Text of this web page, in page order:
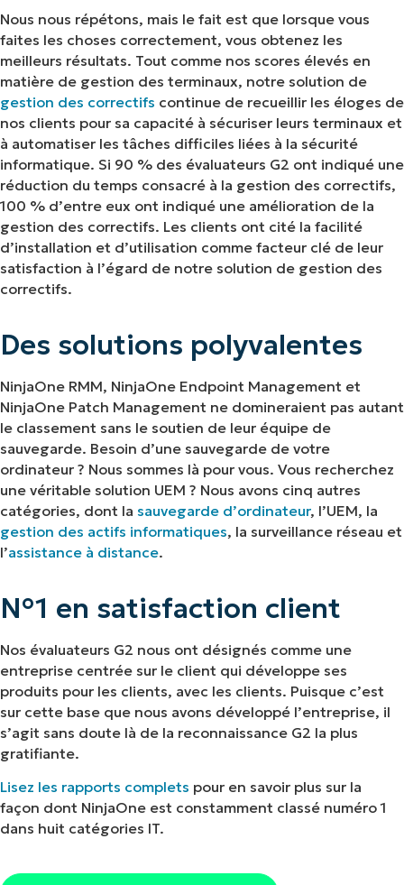
Nous nous répétons, mais le fait est que lorsque vous
faites les choses correctement, vous obtenez les
meilleurs résultats. Tout comme nos scores élevés en
matière de gestion des terminaux, notre solution de
gestion des correctifs continue de recueillir les éloges de
nos clients pour sa capacité à sécuriser leurs terminaux et
à automatiser les tâches difficiles liées à la sécurité
informatique. Si 90 % des évaluateurs G2 ont indiqué une
réduction du temps consacré à la gestion des correctifs,
100 % d’entre eux ont indiqué une amélioration de la
gestion des correctifs. Les clients ont cité la facilité
d’installation et d’utilisation comme facteur clé de leur
satisfaction à l’égard de notre solution de gestion des
correctifs.
Des solutions polyvalentes
NinjaOne RMM, NinjaOne Endpoint Management et
NinjaOne Patch Management ne domineraient pas autant
le classement sans le soutien de leur équipe de
sauvegarde. Besoin d’une sauvegarde de votre
ordinateur ? Nous sommes là pour vous. Vous recherchez
une véritable solution UEM ? Nous avons cinq autres
catégories, dont la sauvegarde d’ordinateur, l’UEM, la
gestion des actifs informatiques, la surveillance réseau et
l’assistance à distance.
N°1 en satisfaction client
Nos évaluateurs G2 nous ont désignés comme une
entreprise centrée sur le client qui développe ses
produits pour les clients, avec les clients. Puisque c’est
sur cette base que nous avons développé l’entreprise, il
s’agit sans doute là de la reconnaissance G2 la plus
gratifiante.
Lisez les rapports complets pour en savoir plus sur la
façon dont NinjaOne est constamment classé numéro 1
dans huit catégories IT.
Commencez votre essai